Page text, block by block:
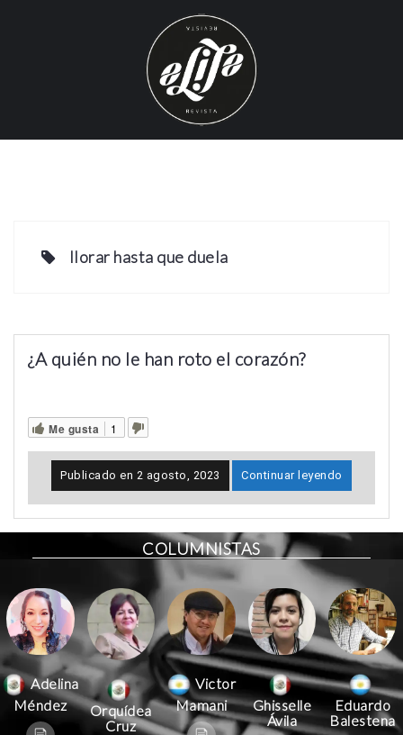
llorar hasta que duela
¿A quién no le han roto el corazón?
Me gusta 1
Publicado en 2 agosto, 2023 Continuar leyendo
COLUMNISTAS
Adelina
Méndez
Orquídea
Cruz
Victor
Mamani
Ghisselle
Ávila
Eduardo
Balestena